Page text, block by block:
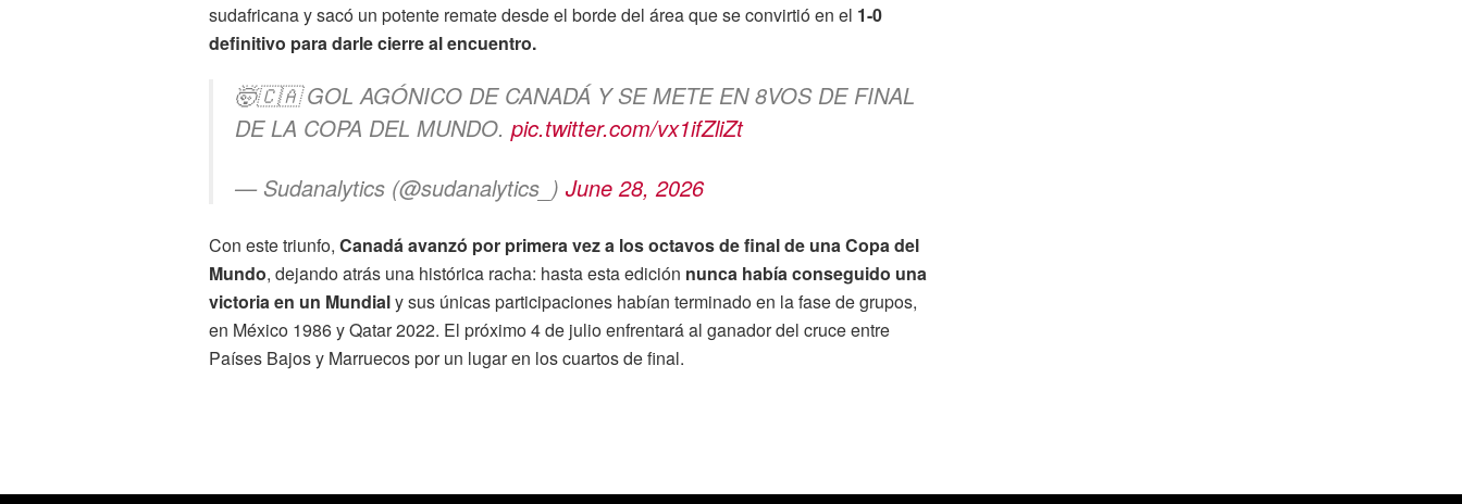
sudafricana y sacó un potente remate desde el borde del área que se convirtió en el 1-0
definitivo para darle cierre al encuentro.
🤯🇨🇦 GOL AGÓNICO DE CANADÁ Y SE METE EN 8VOS DE FINAL
DE LA COPA DEL MUNDO. pic.twitter.com/vx1ifZliZt
— Sudanalytics (@sudanalytics_) June 28, 2026
Con este triunfo, Canadá avanzó por primera vez a los octavos de final de una Copa del
Mundo, dejando atrás una histórica racha: hasta esta edición nunca había conseguido una
victoria en un Mundialy sus únicas participaciones habían terminado en la fase de grupos,
en México 1986 y Qatar 2022. El próximo 4 de julio enfrentará al ganador del cruce entre
Países Bajos y Marruecos por un lugar en los cuartos de final.